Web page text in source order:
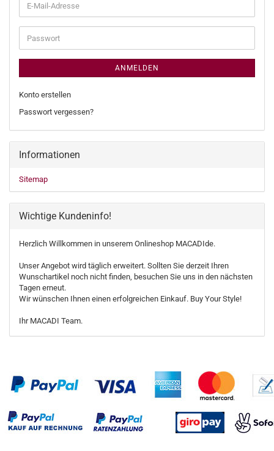
E-
Mail-
Adresse
Passwort
ANMELDEN
Konto erstellen
Passwort vergessen?
Informationen
Sitemap
Wichtige Kundeninfo!
Herzlich Willkommen in unserem Onlineshop MACADIde.
Unser Angebot wird täglich erweitert. Sollten Sie derzeit Ihren
Wunschartikel noch nicht finden, besuchen Sie uns in den nächsten
Tagen erneut.
Wir wünschen Ihnen einen erfolgreichen Einkauf. Buy Your Style!
Ihr MACADI Team.